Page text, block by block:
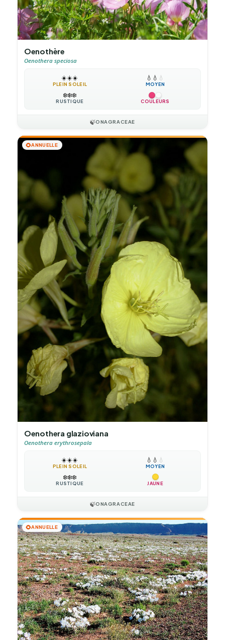
Oenothère
Oenothera speciosa
☀️☀️☀️
PLEIN SOLEIL
💧 💧 💧
MOYEN
❄️❄️❄️
RUSTIQUE COULEURS
🍃ONAGRACEAE
🌻ANNUELLE
Oenothera glazioviana
Oenothera erythrosepala
☀️☀️☀️
PLEIN SOLEIL
💧 💧 💧
MOYEN
❄️❄️❄️
RUSTIQUE JAUNE
🍃ONAGRACEAE
🌻ANNUELLE